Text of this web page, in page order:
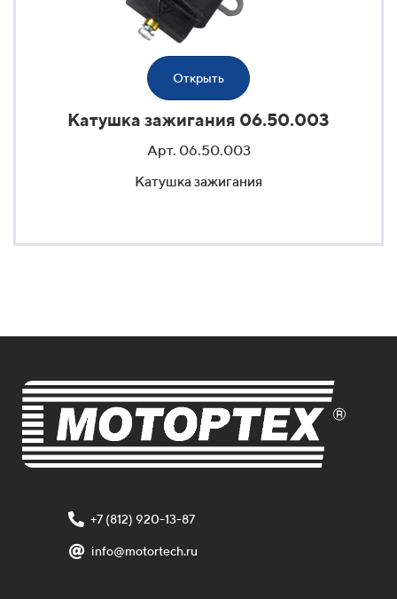
Открыть
Катушка зажигания 06.50.003
Арт. 06.50.003
Катушка зажигания
+7 (812) 920-13-87
info@motortech.ru